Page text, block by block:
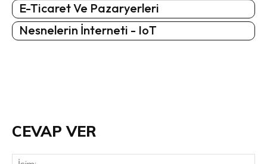
E-Ticaret Ve Pazaryerleri
Nesnelerin İnterneti - IoT
CEVAP VER